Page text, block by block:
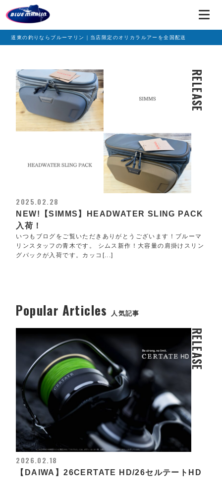
道東の釣りならブルーマリン｜当店限定のオリカラルアーを全国配送
RELEASE
2025.02.28
NEW!【SIMMS】HEADWATER SLING PACK
入荷！
いつもブログをご覧いただきありがとうございます！ブルーマ
リンスタッフの青木です。 シムス新作！大容量の肩掛けスリン
グパックが入荷です。カッコ[...]
Popular Articles 人気記事
RELEASE
2026.02.18
【DAIWA】26CERTATE HD/26セルテートHD